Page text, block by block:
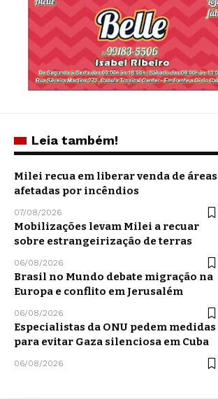
Leia também!
Milei recua em liberar venda de áreas
afetadas por incêndios
07/08/2026
Mobilizações levam Milei a recuar
sobre estrangeirização de terras
06/08/2026
Brasil no Mundo debate migração na
Europa e conflito em Jerusalém
06/08/2026
Especialistas da ONU pedem medidas
para evitar Gaza silenciosa em Cuba
06/08/2026